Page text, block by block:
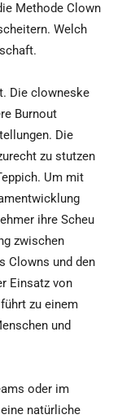
Methode Clown
Welch
Die clowneske
Burnout
Die
zu stutzen
Um mit
ihre Scheu
zwischen
Clowns und den
Einsatz von
zu einem
und
oder im
natürliche